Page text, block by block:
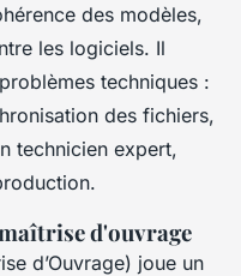
des modèles,
les logiciels. Il
techniques :
des fichiers,
technicien expert,
d'ouvrage
d’Ouvrage) joue un